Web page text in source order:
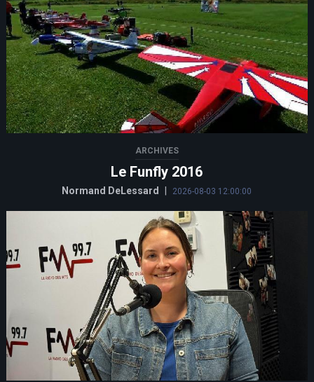
ARCHIVES
Le Funfly 2016
Normand DeLessard 2026-08-03 12:00:00